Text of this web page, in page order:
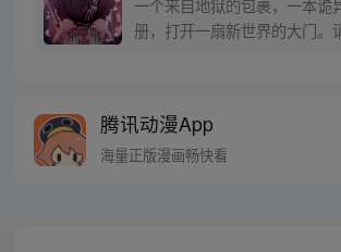
一个来自地狱的包裹，一本诡
册，打开一扇新世界的大门。
腾讯动漫App
海量正版漫画畅快看